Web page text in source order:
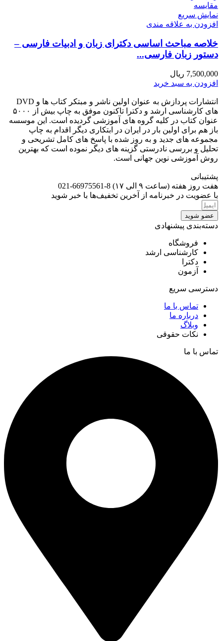
مقايسه
نمایش سریع
افزودن به علاقه مندی
خلاصه مباحث اساسی دکترای زبان و ادبیات فارسی –
دستور زبان فارسی...
7,500,000 ریال
افزودن به سبد خرید
انتشارات پردازش به عنوان اولین ناشر و مبتکر کتاب ها و DVD
های کارشناسی ارشد و دکترا تاکنون موفق به چاپ بیش از ۵۰۰۰
عنوان کتاب در کلیه گروه های آموزشی گردیده است. این موسسه
باز هم برای اولین بار در ایران در ابتکاری دیگر اقدام به چاپ
مجموعه های جدید و به روز شده با پاسخ های کامل تشریحی و
تحلیل و بررسی نادرستی گزینه های دیگر نموده است که بهترین
روش آموزشی نوین جهانی است.
پشتیبانی
هفت روز هفته (ساعت ۹ الی ۱۷) 8-66975561-021
با عضویت در خبرنامه از آخرین تخفیف‌ها با خبر شوید
عضو شوید
دسته‌بندی پیشنهادی
فروشگاه
کارشناسی ارشد
دکترا
آزمون
دسترسی سریع
تماس با ما
درباره ما
وبلاگ
نکات حقوقی
تماس با ما